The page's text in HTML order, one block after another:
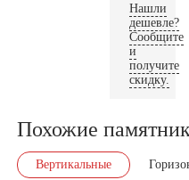
Нашли
дешевле?
Сообщите
и
получите
скидку.
Похожие
Вертикальные